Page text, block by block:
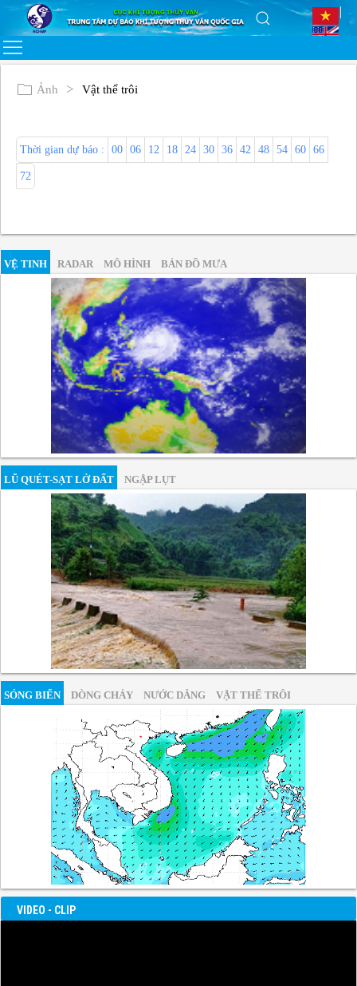
Ảnh Vật thể trôi
Thời gian dự báo : 00 06 12 18 24 30 36 42 48 54 60 66
72
VỆ TINH RADAR MÔ HÌNH BẢN ĐỒ MƯA
LŨ QUÉT-SẠT LỞ ĐẤT NGẬP LỤT
SÓNG BIỂN DÒNG CHẢY NƯỚC DÂNG VẬT THỂ TRÔI
VIDEO - CLIP